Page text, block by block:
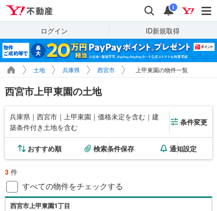
検索 通知
i
ログイン ID新規取得
土地 兵庫県 西宮市 上甲東園の物件一覧
西宮市上甲東園の土地
兵庫県｜西宮市｜上甲東園｜価格未定を含む｜建
築条件付き土地を含む
条件変更
おすすめ順 検索条件保存 通知設定
3 件
すべての物件をチェックする
西宮市上甲東園1丁目